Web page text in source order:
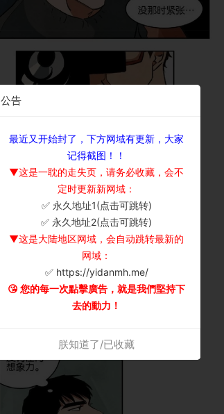
公告
最近又开始封了，下方网域有更新，大家
记得截图！！
▼这是一耽的走失页，请务必收藏，会不
定时更新新网域：
✅ 永久地址1(点击可跳转)
✅ 永久地址2(点击可跳转)
▼这是大陆地区网域，会自动跳转最新的
网域：
✅ https://yidanmh.me/
😘 您的每一次點擊廣告，就是我們堅持下
去的動力！
朕知道了/已收藏